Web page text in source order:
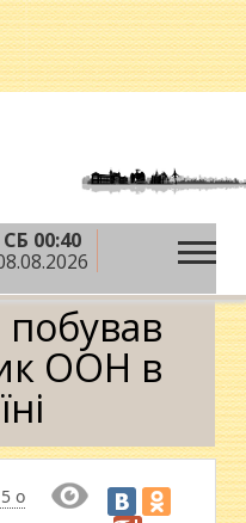
СБ 00:40
У Пирятині
ООН в
о